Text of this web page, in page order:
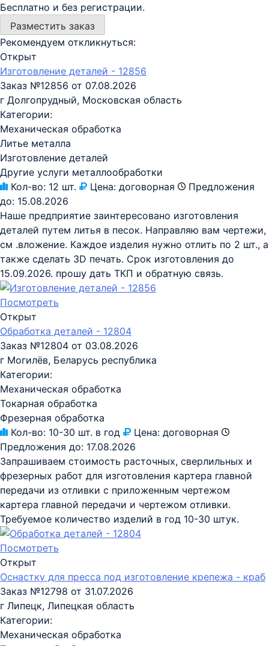
Бесплатно и без регистрации.
Разместить заказ
Рекомендуем откликнуться:
Открыт
Изготовление деталей - 12856
Заказ №12856 от 07.08.2026
г Долгопрудный, Московская область
Категории:
Механическая обработка
Литье металла
Изготовление деталей
Другие услуги металлообработки
Кол-во: 12 шт. Цена: договорная
Предложения
до: 15.08.2026
Наше предприятие заинтересовано изготовления
деталей путем литья в песок. Направляю вам чертежи,
см .вложение. Каждое изделия нужно отлить по 2 шт., а
также сделать 3D печать. Срок изготовления до
15.09.2026. прошу дать ТКП и обратную связь.
Посмотреть
Открыт
Обработка деталей - 12804
Заказ №12804 от 03.08.2026
г Могилёв, Беларусь республика
Категории:
Механическая обработка
Токарная обработка
Фрезерная обработка
Кол-во: 10-30 шт. в год Цена: договорная
Предложения до: 17.08.2026
Запрашиваем стоимость расточных, сверлильных и
фрезерных работ для изготовления картера главной
передачи из отливки с приложенным чертежом
картера главной передачи и чертежом отливки.
Требуемое количество изделий в год 10-30 штук.
Посмотреть
Открыт
Оснастку для пресса под изготовление крепежа - краб
Заказ №12798 от 31.07.2026
г Липецк, Липецкая область
Категории:
Механическая обработка